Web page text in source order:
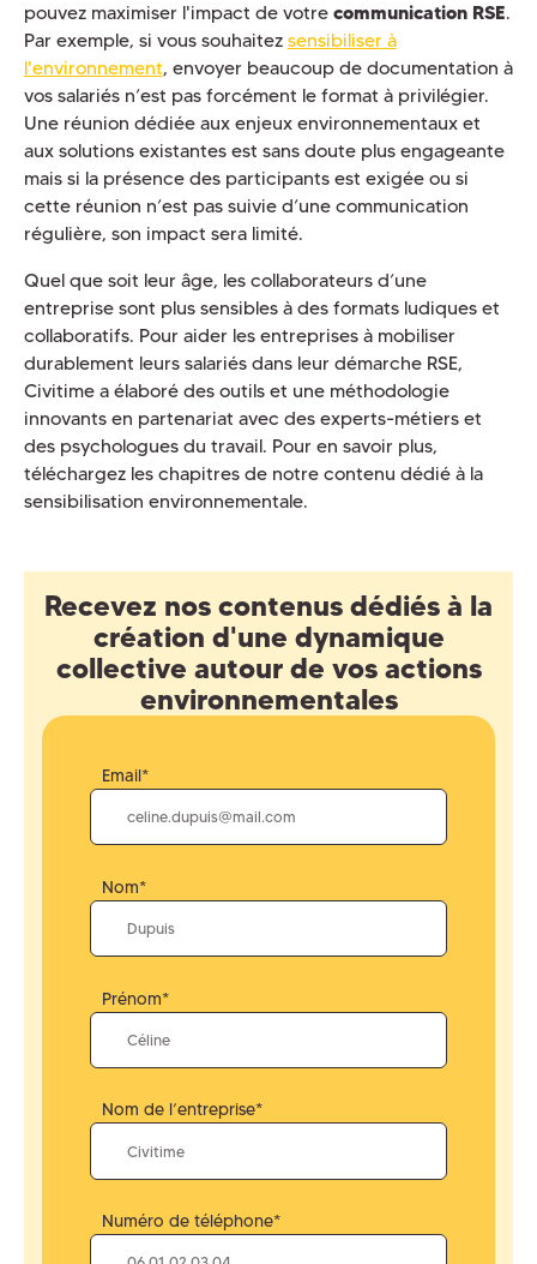
pouvez maximiser l'impact de votre communication RSE.
Par exemple, si vous souhaitez sensibiliser à
l'environnement, envoyer beaucoup de documentation à
vos salariés n’est pas forcément le format à privilégier.
Une réunion dédiée aux enjeux environnementaux et
aux solutions existantes est sans doute plus engageante
mais si la présence des participants est exigée ou si
cette réunion n’est pas suivie d’une communication
régulière, son impact sera limité.
Quel que soit leur âge, les collaborateurs d’une
entreprise sont plus sensibles à des formats ludiques et
collaboratifs. Pour aider les entreprises à mobiliser
durablement leurs salariés dans leur démarche RSE,
Civitime a élaboré des outils et une méthodologie
innovants en partenariat avec des experts-métiers et
des psychologues du travail. Pour en savoir plus,
téléchargez les chapitres de notre contenu dédié à la
sensibilisation environnementale.
Recevez nos contenus dédiés à la
création d'une dynamique
collective autour de vos actions
environnementales
Email*
Nom*
Prénom*
Nom de l’entreprise*
Numéro de téléphone*